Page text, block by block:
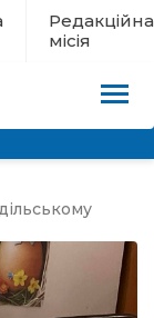
Редакційна
місія